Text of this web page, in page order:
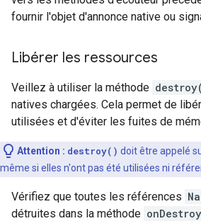
fournir l'objet d'annonce native ou
Libérer les ressources
Veillez à utiliser la méthode
natives chargées. Cela permet de
utilisées et d'éviter les fuites de
Attention : destroy() doit être appelé
même si elles n'ont pas été utilisées ni
Vérifiez que toutes les références
détruites dans la méthode